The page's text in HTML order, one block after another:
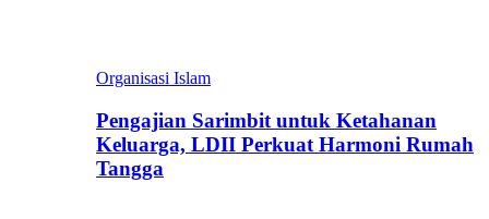
Organisasi Islam
Pengajian Sarimbit untuk Ketahanan
Keluarga, LDII Perkuat Harmoni Rumah
Tangga